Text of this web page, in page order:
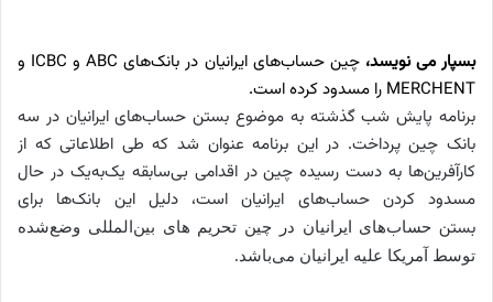
بسپار می نویسد، چین حساب‌های ایرانیان در بانک‌های ABCو ICBC و
MERCHENT را مسدود کرده است.
برنامه پایش شب گذشته به موضوع بستن حساب‌های ایرانیان در سه
بانک چین پرداخت. در این برنامه عنوان شد که طی اطلاعاتی که از
کارآفرین‌ها به دست رسیده چین در اقدامی بی‌سابقه یک‌به‌یک در حال
مسدود کردن حساب‌های ایرانیان است، دلیل این بانک‌ها برای
بستن حساب‌های ایرانیان در چین تحریم‌ های بین‌المللی وضع‌شده
توسط آمریکا علیه ایرانیان می‌باشد.